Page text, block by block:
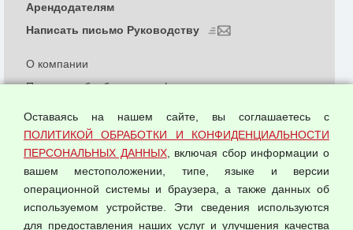
О компании
Политика обработки и конфиденциальности
Согласием на обработку персональных данных
Оферта оптовой купли-продажи
Публичная оферта
Арендодателям
Написать письмо Руководству
Оставаясь на нашем сайте, вы соглашаетесь с
ПОЛИТИКОЙ ОБРАБОТКИ И КОНФИДЕНЦИАЛЬНОСТИ
ПЕРСОНАЛЬНЫХ ДАННЫХ, включая сбор информации о
вашем местоположении, типе, языке и версии
операционной системы и браузера, а также данных об
используемом устройстве. Эти сведения используются
для предоставления наших услуг и улучшения качества